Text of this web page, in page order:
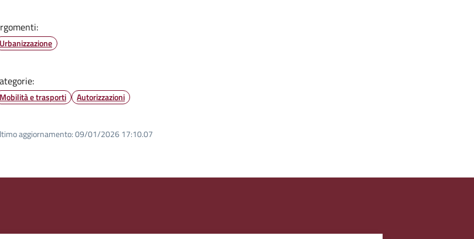
Urbanizzazione
Mobilità e trasporti Autorizzazioni
aggiornamento:09/01/2026 17:10.07